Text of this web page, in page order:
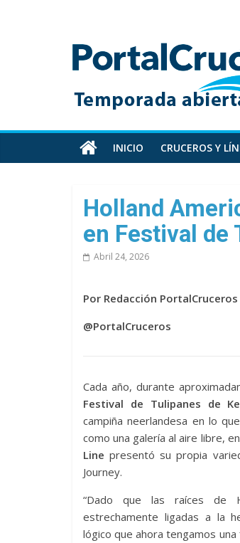
Toda
información
cruceros
en
un
sitio
INICIO CRUCEROS Y
Holland
en Festival de
Abril 24, 2026
Por Redacción PortalCruceros
@PortalCruceros
Cada año, durante
Festival de Tulipanes de
campiña neerlandesa en lo
como una galería al aire libre,
Line presentó su propia
Journey.
“Dado que las raíces de
estrechamente ligadas a la
lógico que ahora tengamos